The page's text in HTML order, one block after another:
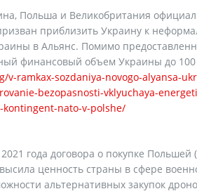
Польша и Великобритания
приблизить Украину к
в Альянс. Помимо
финансовый объем Украины до
v-ramkax-sozdaniya-novogo-alyansa-
bezopasnosti-vklyuchaya-
nato-v-polshe/
года договора о покупке
ценность страны в сфере
альтернативных закупок